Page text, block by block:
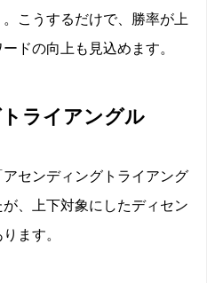
こうするだけで、勝率が上
ドの向上も見込めます。
ライアングル
センディングトライアング
、上下対象にしたディセン
ます。